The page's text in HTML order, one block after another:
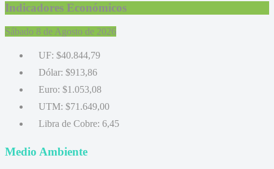
Indicadores Económicos
Sábado 8 de Agosto de 2026
UF: $40.844,79
Dólar: $913,86
Euro: $1.053,08
UTM: $71.649,00
Libra de Cobre: 6,45
Medio Ambiente